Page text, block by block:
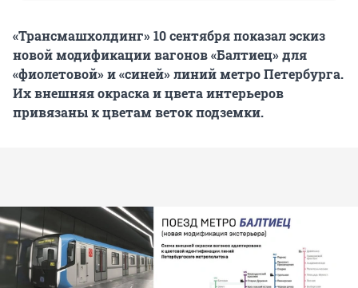
«Трансмашхолдинг» 10 сентября показал эскиз
новой модификации вагонов «Балтиец» для
«фиолетовой» и «синей» линий метро Петербурга.
Их внешняя окраска и цвета интерьеров
привязаны к цветам веток подземки.